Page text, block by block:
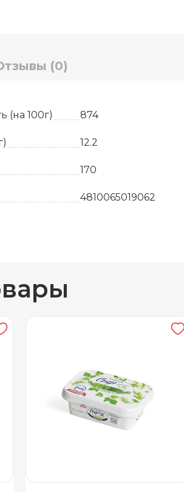
(0)
(на 100г) 874
12.2
170
4810065019062
Сыр, творог,
от +2 до +6
5.3
Самовывоз
адрес